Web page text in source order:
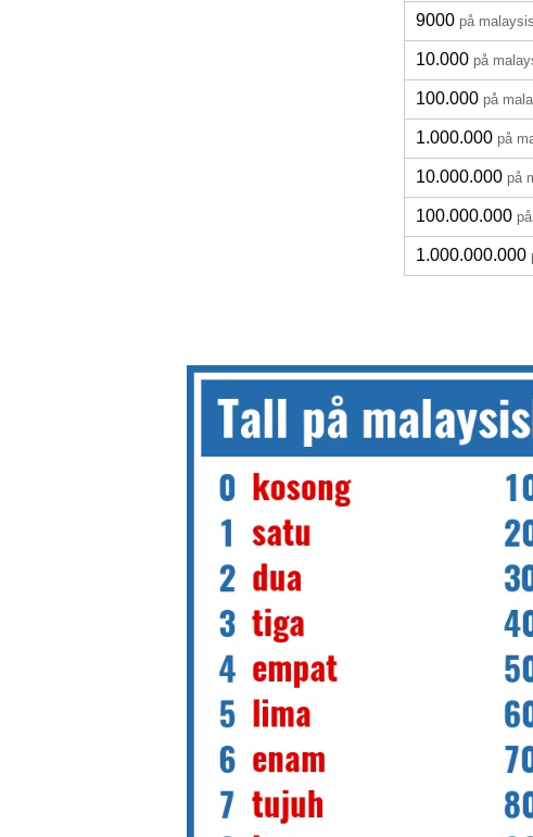
9000 på
10.000 på
100.000 på
1.000.000 på
10.000.000 på
100.000.000
1.000.000.000